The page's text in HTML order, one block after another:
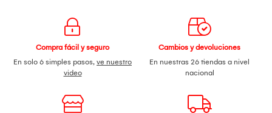
Compra fácil y seguro
En solo 6 simples pasos, ve nuestro
video
Cambios y devoluciones
En nuestras 26 tiendas a nivel
nacional